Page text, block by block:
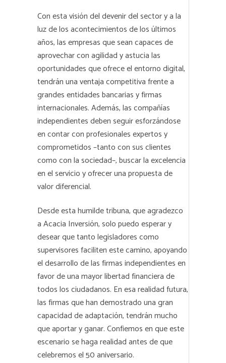
Con esta visión del devenir del sector y a la
luz de los acontecimientos de los últimos
años, las empresas que sean capaces de
aprovechar con agilidad y astucia las
oportunidades que ofrece el entorno digital,
tendrán una ventaja competitiva frente a
grandes entidades bancarias y firmas
internacionales. Además, las compañías
independientes deben seguir esforzándose
en contar con profesionales expertos y
comprometidos –tanto con sus clientes
como con la sociedad–, buscar la excelencia
en el servicio y ofrecer una propuesta de
valor diferencial.
Desde esta humilde tribuna, que agradezco
a Acacia Inversión, solo puedo esperar y
desear que tanto legisladores como
supervisores faciliten este camino, apoyando
el desarrollo de las firmas independientes en
favor de una mayor libertad financiera de
todos los ciudadanos. En esa realidad futura,
las firmas que han demostrado una gran
capacidad de adaptación, tendrán mucho
que aportar y ganar. Confiemos en que este
escenario se haga realidad antes de que
celebremos el 50 aniversario.